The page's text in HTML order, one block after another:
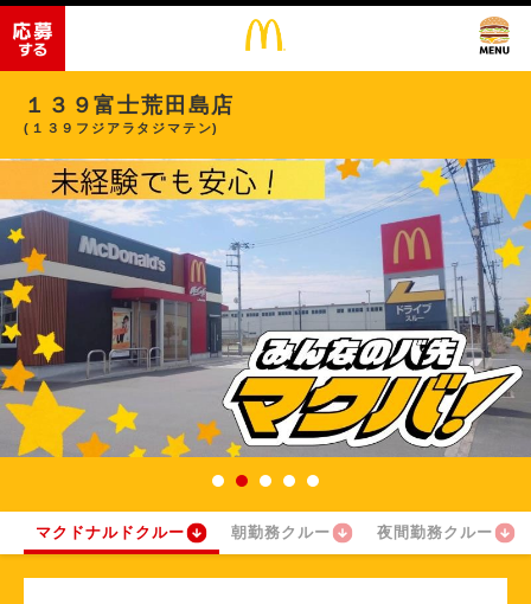
１３９富士荒田島店
(１３９フジアラタジマテン)
マクドナルドクルー 朝勤務クルー 夜間勤務クルー